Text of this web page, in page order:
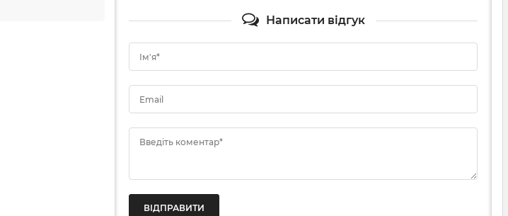
Написати відгук
Ім'я*
Email
Введіть коментар*